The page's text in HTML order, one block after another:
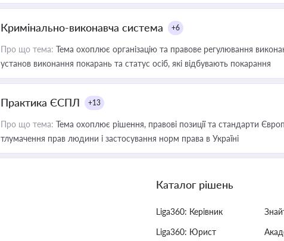
Кримінально-виконавча система +6
Про що тема: Тема охоплює організацію та правове регулювання
установ виконання покарань та статус осіб, які відбувають покарання
Практика ЄСПЛ +13
Про що тема: Тема охоплює рішення, правові позиції та стандарти
тлумачення прав людини і застосування норм права в Україні
Каталог рішень
Liga360: Керівник
Liga360: Юрист